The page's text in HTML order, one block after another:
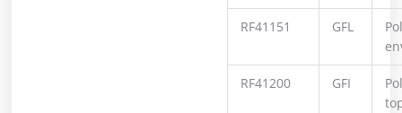
RF41151 GFL
RF41200 GFI